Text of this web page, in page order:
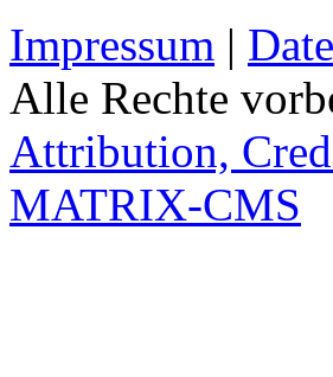
Impressum |
Alle Rechte
Attribution,
MATRIX-CMS